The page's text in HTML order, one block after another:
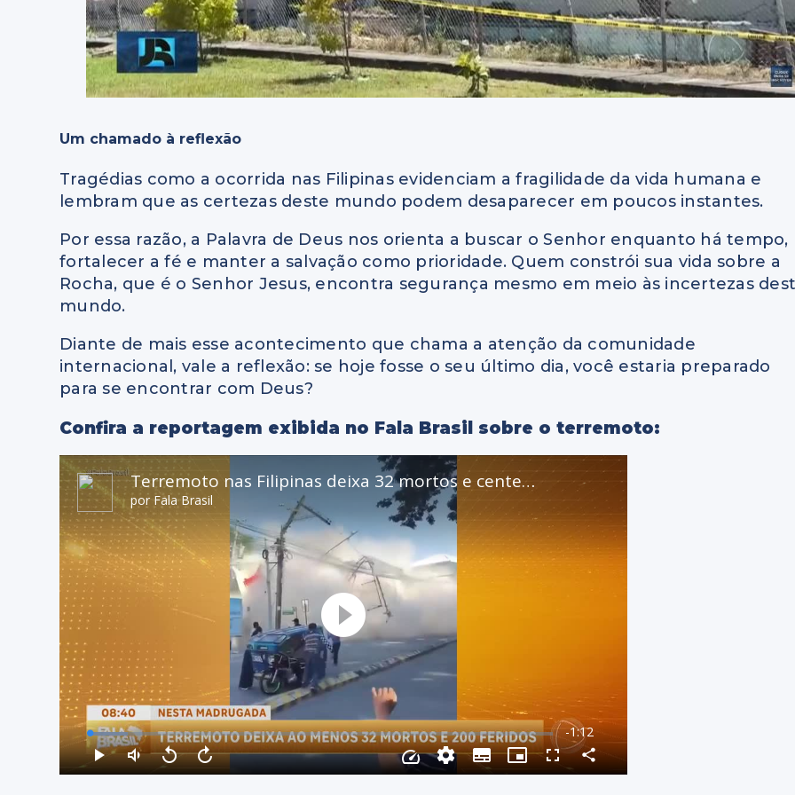
Um chamado à reflexão
Tragédias como a ocorrida nas Filipinas evidenciam a fragilidade da vida humana e
lembram que as certezas deste mundo podem desaparecer em poucos instantes.
Por essa razão, a Palavra de Deus nos orienta a buscar o Senhor enquanto há tempo,
fortalecer a fé e manter a salvação como prioridade. Quem constrói sua vida sobre a
Rocha, que é o Senhor Jesus, encontra segurança mesmo em meio às incertezas
mundo.
Diante de mais esse acontecimento que chama a atenção da comunidade
internacional, vale a reflexão: se hoje fosse o seu último dia, você estaria preparado
para se encontrar com Deus?
Confira a reportagem exibida no Fala Brasil sobre o terremoto: